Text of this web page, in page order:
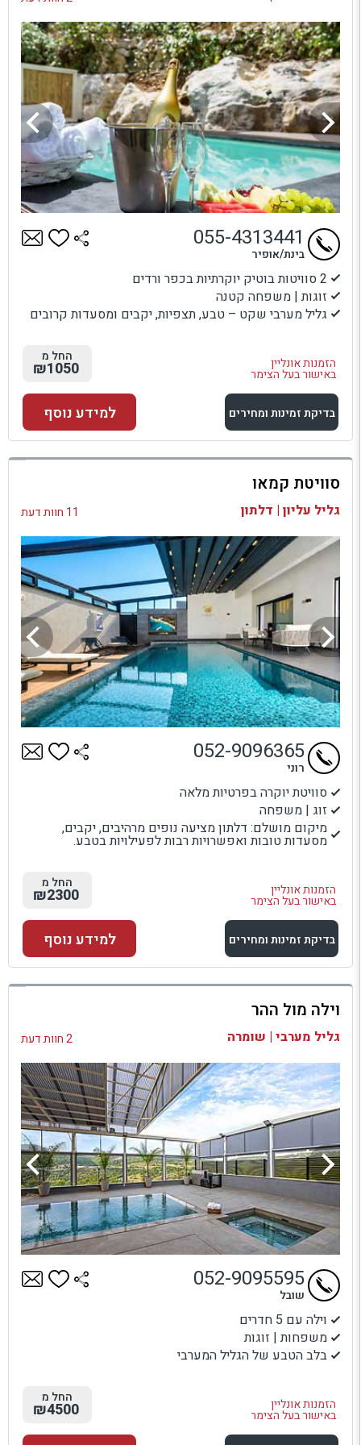
אחרים, ולא רק בין כתלי החדר אלא גם בשהייה בחוץ. קונספט של
צימר עם בריכה פרטית, מתאים גם לקבוצת חברים החוגגים אירועים
כאלה ואחרים, או סתם מפגש קבוצתי בסופי שבוע או בימי חול.
אז כבר הבנו: צימר עם בריכה פרטית זה פינוק ששווה לבדוק וגם
להזמין. התקשרו עכשיו למרכז בורדו והזמינו לכם חופשה מושלמת!
2 סוויטות בוטיק יוקרתיות בכפר ורדים
זוגות | משפחה קטנה
גליל מערבי שקט – טבע, תצפיות, יקבים ומסעדות קרובים
הזמנות אונליין
באישור בעל הצימר
055-4313441
בינת/אופיר
החל מ
₪1050
בדיקת זמינות ומחירים
למתחם זה
בדיקת זמינות ומחירים
למידע נוסף
סוויטת קמאו
גליל עליון | דלתון 11 חוות דעת
סוויטת יוקרה בפרטיות מלאה
זוג | משפחה
מיקום מושלם: דלתון מציעה נופים מרהיבים, יקבים,
מסעדות טובות ואפשרויות רבות לפעילויות בטבע.
הזמנות אונליין
באישור בעל הצימר
052-9096365
רוני
החל מ
₪2300
בדיקת זמינות ומחירים
למתחם זה
בדיקת זמינות ומחירים
למידע נוסף
וילה מול ההר
גליל מערבי | שומרה 2 חוות דעת
וילה עם 5 חדרים
משפחות | זוגות
בלב הטבע של הגליל המערבי
הזמנות אונליין
באישור בעל הצימר
052-9095595
שובל
החל מ
₪4500